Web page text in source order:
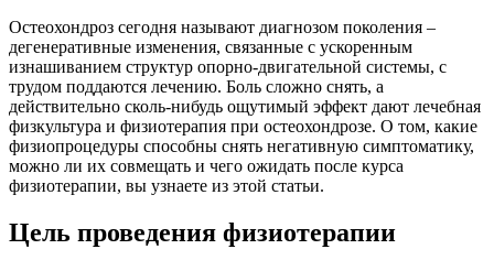
Остеохондроз сегодня называют диагнозом поколения –
дегенеративные изменения, связанные с ускоренным
изнашиванием структур опорно-двигательной системы, с
трудом поддаются лечению. Боль сложно снять, а
действительно сколь-нибудь ощутимый эффект дают лечебная
физкультура и физиотерапия при остеохондрозе. О том, какие
физиопроцедуры способны снять негативную симптоматику,
можно ли их совмещать и чего ожидать после курса
физиотерапии, вы узнаете из этой статьи.
Цель проведения физиотерапии